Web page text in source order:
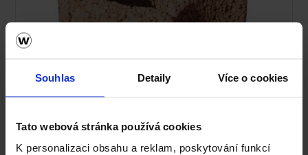
Souhlas Detaily Více o cookies
Tato webová stránka používá cookies
K personalizaci obsahu a reklam, poskytování funkcí